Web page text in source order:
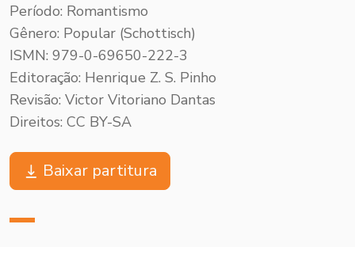
Período: Romantismo
Gênero: Popular (Schottisch)
ISMN: 979-0-69650-222-3
Editoração: Henrique Z. S. Pinho
Revisão: Victor Vitoriano Dantas
Direitos: CC BY-SA
Baixar partitura